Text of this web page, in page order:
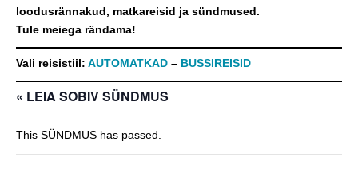
loodusrännakud, matkareisid ja sündmused.
Tule meiega rändama!
Vali reisistiil: AUTOMATKAD – BUSSIREISID
« LEIA SOBIV SÜNDMUS
This SÜNDMUS has passed.